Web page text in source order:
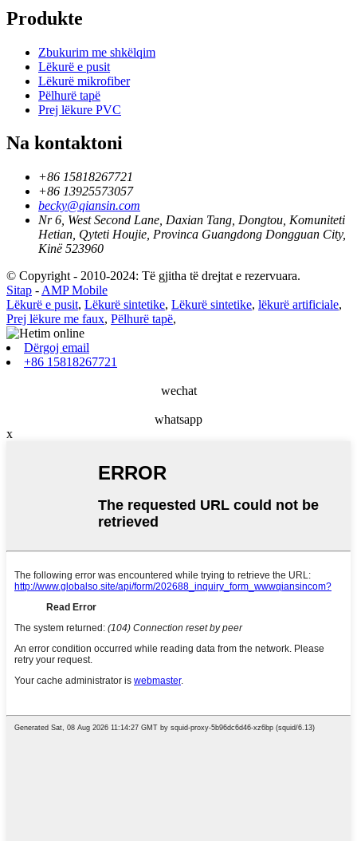
Produkte
Zbukurim me shkëlqim
Lëkurë e pusit
Lëkurë mikrofiber
Pëlhurë tapë
Prej lëkure PVC
Na kontaktoni
+86 15818267721
+86 13925573057
becky@qiansin.com
Nr 6, West Second Lane, Daxian Tang, Dongtou, Komuniteti
Hetian, Qyteti Houjie, Provinca Guangdong Dongguan City,
Kinë 523960
© Copyright - 2010-2024: Të gjitha të drejtat e rezervuara.
Sitap - AMP Mobile
Lëkurë e pusit, Lëkurë sintetike, Lëkurë sintetike, lëkurë artificiale,
Prej lëkure me faux, Pëlhurë tapë,
Dërgoj email
+86 15818267721
wechat
whatsapp
x